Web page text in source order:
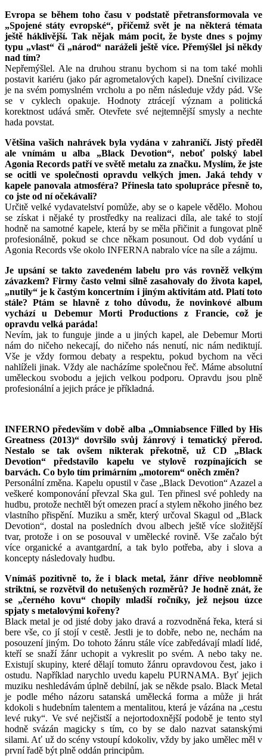
Evropa se během toho času v podstatě přetransformovala ve
„Spojené státy evropské“, přičemž svět je na některá témata
ještě háklivější. Tak nějak mám pocit, že byste dnes s pojmy
typu „vlast“ či „národ“ naráželi ještě více. Přemýšlel jsi někdy
nad tím?
Nepřemýšlel. Ale na druhou stranu bychom si na tom také mohli
postavit kariéru (jako pár agrometalových kapel). Dnešní civilizace
je na svém pomyslném vrcholu a po něm následuje vždy pád. Vše
se v cyklech opakuje. Hodnoty ztrácejí význam a politická
korektnost udává směr. Otevřete své nejtemnější smysly a nechte
hada povstat.
Většina vašich nahrávek byla vydána v zahraničí. Jistý předěl
ale vnímám u alba „Black Devotion“, neboť polský label
Agonia Records patří ve světě metalu za značku. Myslím, že jste
se ocitli ve společnosti opravdu velkých jmen. Jaká tehdy v
kapele panovala atmosféra? Přinesla tato spolupráce přesně to,
co jste od ní očekávali?
Určitě velké vydavatelství pomůže, aby se o kapele vědělo. Mohou
se získat i nějaké ty prostředky na realizaci díla, ale také to stojí
hodně na samotné kapele, která by se měla přičinit a fungovat plně
profesionálně, pokud se chce někam posunout. Od dob vydání u
Agonia Records vše okolo INFERNA nabralo více na síle a zájmu.
Je upsání se takto zavedeném labelu pro vás rovněž velkým
závazkem? Firmy často velmi silně zasahovaly do života kapel,
„nutily“ je k častým koncertním i jiným aktivitám atd. Platí toto
stále? Ptám se hlavně z toho důvodu, že novinkové album
vychází u Debemur Morti Productions z Francie, což je
opravdu velká paráda!
Nevím, jak to funguje jinde a u jiných kapel, ale Debemur Morti
nám do ničeho nekecají, do ničeho nás nenutí, nic nám nediktují.
Vše je vždy formou debaty a respektu, pokud bychom na věci
nahlíželi jinak. Vždy ale nacházíme společnou řeč. Máme absolutní
uměleckou svobodu a jejich velkou podporu. Opravdu jsou plně
profesionální a jejich práce je příkladná.
INFERNO především v době alba „Omniabsence Filled by His
Greatness (2013)“ dovršilo svůj žánrový i tematický přerod.
Nestalo se tak ovšem nikterak překotně, už CD „Black
Devotion“ představilo kapelu ve stylově rozpínajících se
barvách. Co bylo tím primárním „motorem“ oněch změn?
Personální změna. Kapelu opustil v čase „Black Devotion“ Azazel a
veškeré komponování převzal Ska gul. Ten přinesl své pohledy na
hudbu, protože nechtěl být omezen prací a stylem někoho jiného bez
vlastního přispění. Muziku a směr, který určoval Skagul od „Black
Devotion“, dostal na posledních dvou albech ještě více složitější
tvar, protože i on se posouval v umělecké rovině. Vše začalo být
více organické a avantgardní, a tak bylo potřeba, aby i slova a
koncepty následovaly hudbu.
Vnímáš pozitivně to, že i black metal, žánr dříve neoblomně
striktní, se rozvětvil do netušených rozměrů? Je hodně znát, že
se „černého kovu“ chopily mladší ročníky, jež nejsou úzce
spjaty s metalovými kořeny?
Black metal je od jisté doby jako dravá a rozvodněná řeka, která si
bere vše, co jí stojí v cestě. Jestli je to dobře, nebo ne, nechám na
posouzení jiným. Do tohoto žánru stále více zabředávají mladí lidé,
kteří se snaží žánr uchopit a vykreslit po svém. A nebo taky ne.
Existují skupiny, které dělají tomuto žánru opravdovou čest, jako i
ostudu. Například narychlo uvedu kapelu PURNAMA. Byť jejich
muziku neshledávám úplně debilní, jak se někde psalo. Black Metal
je podle mého názoru satanská umělecká forma a může ji hrát
kdokoli s hudebním talentem a mentalitou, která je vázána na „cestu
levé ruky“. Ve své nejčistší a nejortodoxnější podobě je tento styl
hodně svázán magicky s tím, co by se dalo nazvat satanskými
silami. Ať už do scény vstoupí kdokoliv, vždy by jako umělec měl v
první řadě být plně oddán principům.